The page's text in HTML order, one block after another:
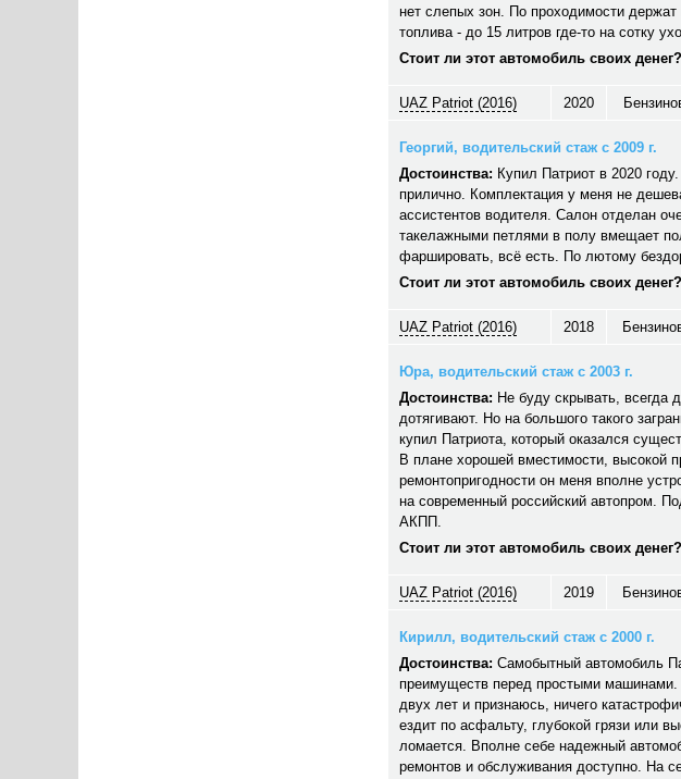
нет слепых зон. По проходимости
топлива - до 15 литров где-то на сотку
Стоит ли этот автомобиль своих денег?
UAZ Patriot (2016) 2020
Георгий, водительский стаж с 2009 г.
Достоинства: Купил Патриот в 2020
прилично. Комплектация у меня не
ассистентов водителя. Салон отделан
такелажными петлями в полу вмещает
фаршировать, всё есть. По лютому
Стоит ли этот автомобиль своих денег?
UAZ Patriot (2016) 2018
Юра, водительский стаж с 2003 г.
Достоинства: Не буду скрывать, всегда
дотягивают. Но на большого такого
купил Патриота, который оказался
В плане хорошей вместимости, высокой
ремонтопригодности он меня вполне
на современный российский автопром.
АКПП.
Стоит ли этот автомобиль своих денег?
UAZ Patriot (2016) 2019
Кирилл, водительский стаж с 2000 г.
Достоинства: Самобытный автомобиль
преимуществ перед простыми
двух лет и признаюсь, ничего
ездит по асфальту, глубокой грязи или
ломается. Вполне себе надежный
ремонтов и обслуживания доступно. На